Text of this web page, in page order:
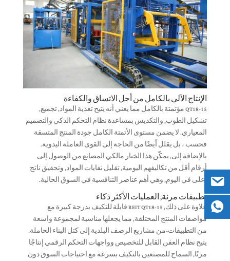
الإنتاج الآلي بالكامل من أجل الاتساق والكفاءة
QT18-15 مؤتمتة بالكامل مما يعني أنه يتيح تغذية المواد, تجميع,
تشكيل الطوب, والتكديس بمساعدة نظام التحكم الذكي والتصميم
المعياري. لا يضمن مستوى الأتمتة الكامل جودة المنتج المتسقة
فحسب ، بل يقلل أيضًا من الحاجة إلى القوى العاملة اليدوية.
بالإضافة إلى, يمكّن هذا الخيار مالكي المصانع من الوصول إلى
أرقام أقل من تكاليفهم اليومية, تقليل نفايات المواد, وتحقيق ناتج
أعلى في اليوم, وهي أهم عناصر التنافسية في السوق الحالية.
تطبيقات مرنة, العمليات الأكثر ذكاء
علاوة على ذلك, REIT QT18-15 قابلة للتكيف بدرجة كبيرة مع
مواصفات المنتج المختلفة, مما يجعلها مناسبة لمجموعة واسعة
من التطبيقات-من مشاريع الرصف البلدية إلى كتل البناء الحاملة.
يتيح نظام العفن القابل للتخصيص وواجهات التحكم الرقمي إنتاجًا
مرنًا, السماح للمصنعين بالتكيف بسرعة مع احتياجات السوق دون